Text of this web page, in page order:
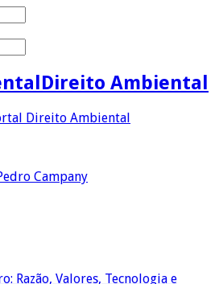
Direito Ambiental
Campany
Razão, Valores, Tecnologia e